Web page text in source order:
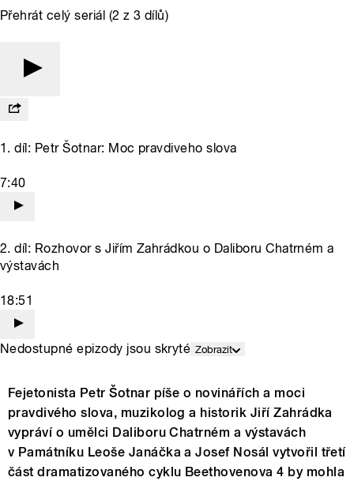
Přehrát celý seriál (2 z 3 dílů)
1. díl: Petr Šotnar: Moc pravdiveho slova
7:40
2. díl: Rozhovor s Jiřím Zahrádkou o Daliboru Chatrném a
výstavách
18:51
Nedostupné epizody jsou skryté Zobrazit
Fejetonista Petr Šotnar píše o novinářích a moci
pravdivého slova, muzikolog a historik Jiří Zahrádka
vypráví o umělci Daliboru Chatrném a výstavách
v Památníku Leoše Janáčka a Josef Nosál vytvořil třetí
část dramatizovaného cyklu Beethovenova 4 by mohla